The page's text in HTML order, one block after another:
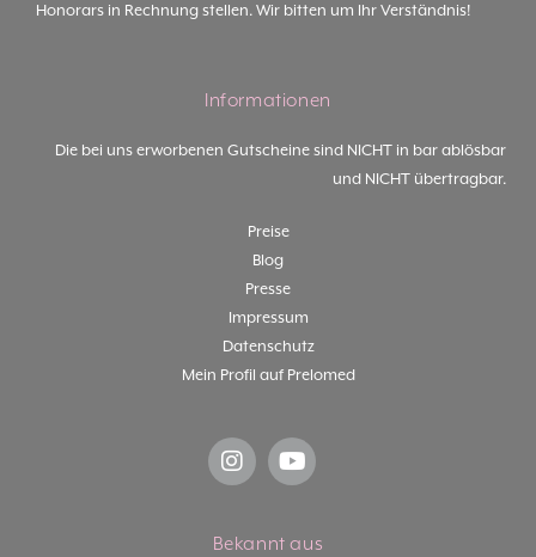
Honorars in Rechnung stellen. Wir bitten um Ihr Verständnis!
Informationen
Die bei uns erworbenen Gutscheine sind NICHT in bar ablösbar
und NICHT übertragbar.
Preise
Blog
Presse
Impressum
Datenschutz
Mein Profil auf Prelomed
Bekannt aus